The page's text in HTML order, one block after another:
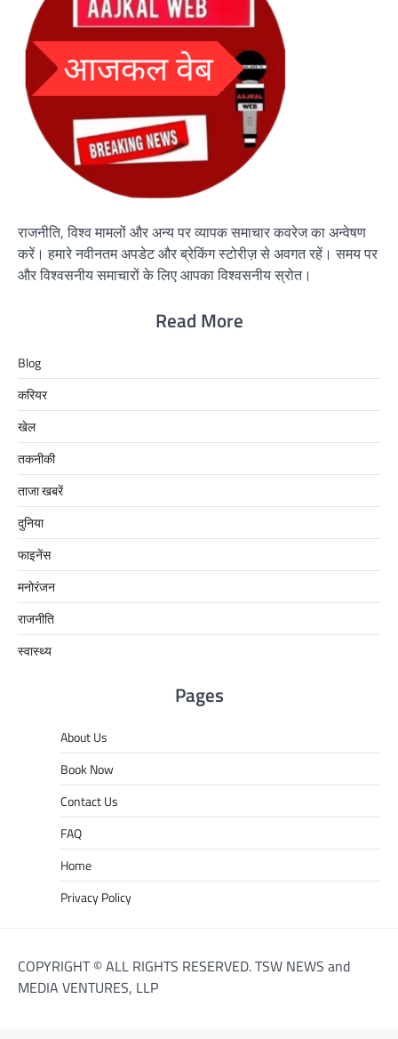
राजनीति, विश्व मामलों और अन्य पर व्यापक समाचार कवरेज का अन्वेषण
करें। हमारे नवीनतम अपडेट और ब्रेकिंग स्टोरीज़ से अवगत रहें। समय पर
और विश्वसनीय समाचारों के लिए आपका विश्वसनीय स्रोत।
Read More
Blog
करियर
खेल
तकनीकी
ताजा खबरें
दुनिया
फाइनेंस
मनोरंजन
राजनीति
स्वास्थ्य
Pages
About Us
Book Now
Contact Us
FAQ
Home
Privacy Policy
COPYRIGHT © ALL RIGHTS RESERVED. TSW NEWS and
MEDIA VENTURES, LLP